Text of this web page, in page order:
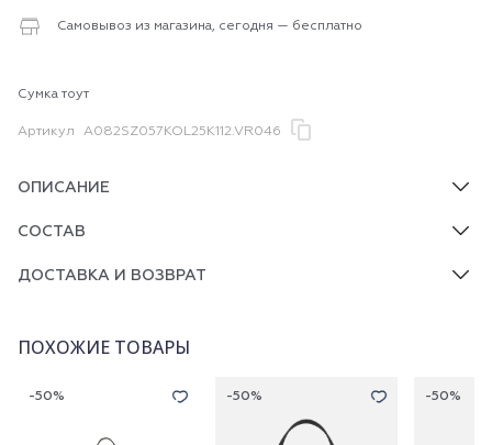
Самовывоз из магазина, сегодня — бесплатно
Сумка тоут
Артикул A082SZ057KOL25K112.VR046
ОПИСАНИЕ
СОСТАВ
ДОСТАВКА И ВОЗВРАТ
ПОХОЖИЕ ТОВАРЫ
-50% -50% -50%